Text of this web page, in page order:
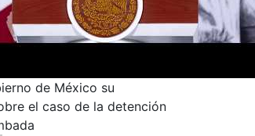
de México su
el caso de la detención